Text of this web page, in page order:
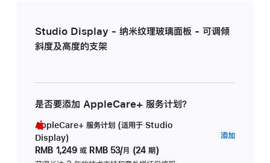
Studio Display - 纳米纹理玻璃面板 - 可调倾
斜度及高度的支架
是否要添加 AppleCare+ 服务计划？
AppleCare+ 服务计划 (适用于 Studio
Display)
RMB 1,249 或 RMB 53/月 (24 期)
添加